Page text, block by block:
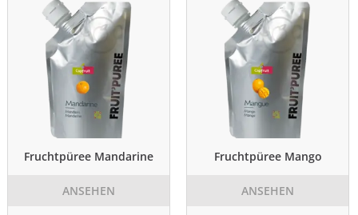
Fruchtpüree Mandarine
ANSEHEN
Fruchtpüree Mango
ANSEHEN